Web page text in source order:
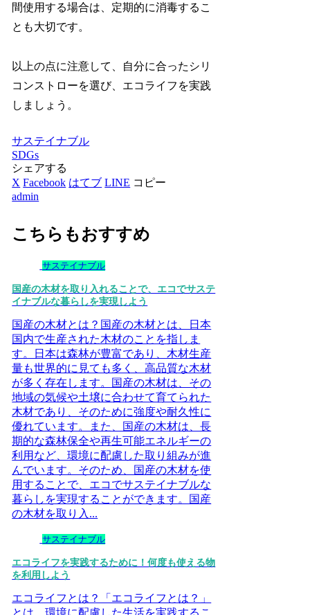
間使用する場合は、定期的に消毒するこ
とも大切です。
以上の点に注意して、自分に合ったシリ
コンストローを選び、エコライフを実践
しましょう。
サステイナブル
SDGs
シェアする
X Facebook はてブ LINE コピー
admin
こちらもおすすめ
サステイナブル
国産の木材を取り入れることで、エコでサステ
イナブルな暮らしを実現しよう
国産の木材とは？国産の木材とは、日本
国内で生産された木材のことを指しま
す。日本は森林が豊富であり、木材生産
量も世界的に見ても多く、高品質な木材
が多く存在します。国産の木材は、その
地域の気候や土壌に合わせて育てられた
木材であり、そのために強度や耐久性に
優れています。また、国産の木材は、長
期的な森林保全や再生可能エネルギーの
利用など、環境に配慮した取り組みが進
んでいます。そのため、国産の木材を使
用することで、エコでサステイナブルな
暮らしを実現することができます。国産
の木材を取り入...
サステイナブル
エコライフを実践するために！何度も使える物
を利用しよう
エコライフとは？「エコライフとは？」
とは、環境に配慮した生活を実践するこ